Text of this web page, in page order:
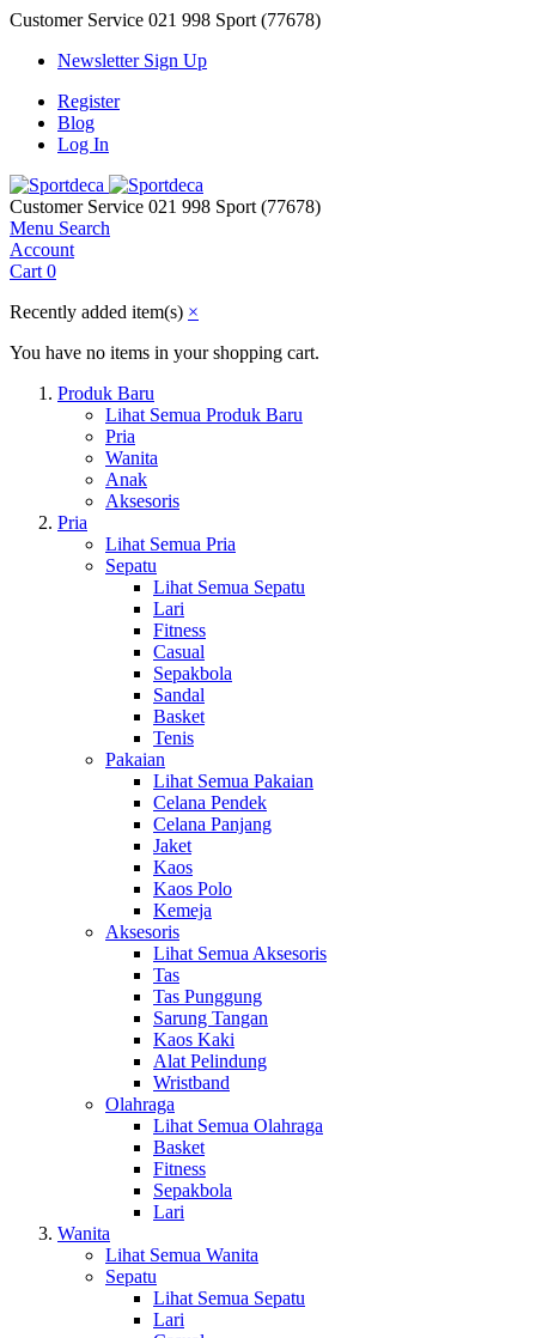
Customer Service 021 998 Sport (77678)
Newsletter Sign Up
Register
Blog
Log In
Customer Service 021 998 Sport (77678)
Menu Search
Account
Cart 0
Recently added item(s) ×
You have no items in your shopping cart.
Produk Baru
Lihat Semua Produk Baru
Pria
Wanita
Anak
Aksesoris
Pria
Lihat Semua Pria
Sepatu
Lihat Semua Sepatu
Lari
Fitness
Casual
Sepakbola
Sandal
Basket
Tenis
Pakaian
Lihat Semua Pakaian
Celana Pendek
Celana Panjang
Jaket
Kaos
Kaos Polo
Kemeja
Aksesoris
Lihat Semua Aksesoris
Tas
Tas Punggung
Sarung Tangan
Kaos Kaki
Alat Pelindung
Wristband
Olahraga
Lihat Semua Olahraga
Basket
Fitness
Sepakbola
Lari
Wanita
Lihat Semua Wanita
Sepatu
Lihat Semua Sepatu
Lari